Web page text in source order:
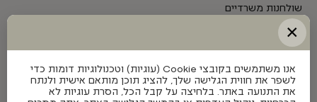
שולחנות משרדיים
שולחנות מנהלים
שולחנות לחדרי ישיבות
שולחנות מתכווננים חשמליים
×
אנו משתמשים בקובצי Cookie (עוגיות) וטכנולוגיות דומות כדי
לשפר את חווית הגלישה שלך, להציג תוכן מותאם אישית ולנתח
את התנועה באתר. בלחיצה על קבל הכל, הסרת עוגיות לא